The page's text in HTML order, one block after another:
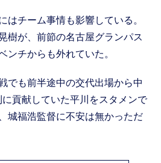
チーム事情も影響している。
樹が、前節の名古屋グランパス
ンチからも外れていた。
でも前半途中の交代出場から中
貢献していた平川をスタメンで
城福浩監督に不安は無かっただ